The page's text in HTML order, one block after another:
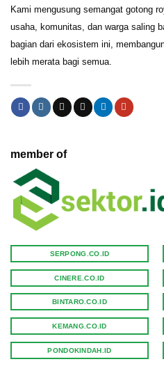
Kami mengusung semangat gotong
usaha, komunitas, dan warga saling
bagian dari ekosistem ini,
lebih merata bagi semua.
member of
SERPONG.CO.ID
CINERE.CO.ID
BINTARO.CO.ID
KEMANG.CO.ID
PONDOKINDAH.ID